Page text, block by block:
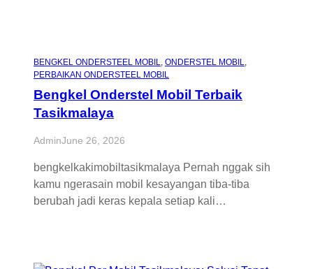
BENGKEL ONDERSTEEL MOBIL, ONDERSTEL MOBIL
PERBAIKAN ONDERSTEEL MOBIL
Bengkel Onderstel Mobil Terbaik
Tasikmalaya
AdminJune 26, 2026
bengkelkakimobiltasikmalaya Pernah nggak sih
kamu ngerasain mobil kesayangan tiba-tiba
berubah jadi keras kepala setiap kali…